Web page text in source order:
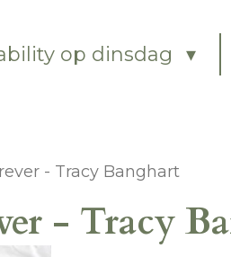
op dinsdag
- Tracy Banghart
- Tracy